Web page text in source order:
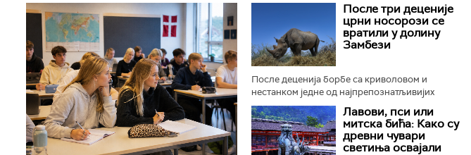
После три деценије
црни носорози се
вратили у долину
Замбези
После деценија борбе са криволовом и
нестанком једне од најпрепознатљивијих
афричких животиња, црни носорози поново
корачају долином Замбези. Њихов повратак...
Лавови, пси или
митска бића: Како су
древни чувари
светиња освајали